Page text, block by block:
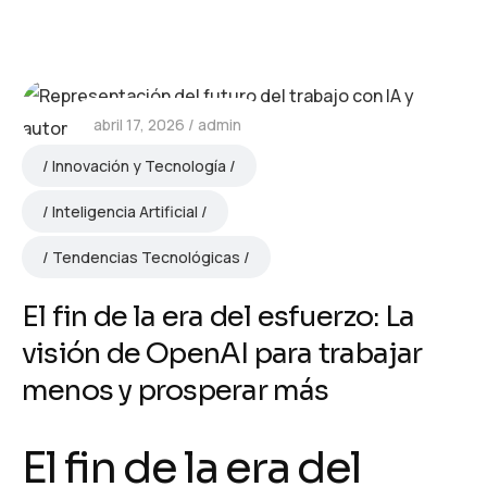
abril 17, 2026
admin
Innovación y Tecnología
Inteligencia Artificial
Tendencias Tecnológicas
El fin de la era del esfuerzo: La
visión de OpenAI para trabajar
menos y prosperar más
El fin de la era del